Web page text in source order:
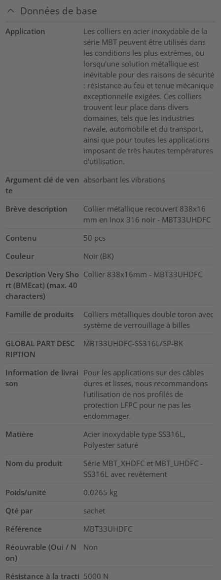
Données de base
Application
Les colliers en acier inoxydable de la
série MBT peuvent être utilisés dans
les conditions les plus extrêmes, ou
lorsqu'une solution métallique est
inévitable pour des raisons de sécurité
: résistance au feu et tenue mécanique
exceptionnelle exigées. Ces colliers
trouvent leur place dans divers
domaines, tels que les industries
navale, automobile et du transport,
ainsi que pour toutes les applications
imposant de très hautes températures
d'utilisation.
Argument clé de ven
te
absorbant les vibrations
Brève description
Collier métallique recouvert 838x16
mm en Inox 316 noir - MBT33UHDFC
Contenu
50 pcs
Couleur
Noir (BK)
Description Very Sho
rt (BMEcat) (max. 40
characters)
Collier 838x16mm - MBT33UHDFC
Famille de produits
Colliers métalliques double toron avec
système de verrouillage à billes
GLOBAL PART DESC
RIPTION
MBT33UHDFC-SS316L/SP-BK
Information de livrai
son
Pour les applications sur des câbles
dures et lisses, nous recommandons
l'utilisation de nos profilés de
protection LFPC pour ne pas les
endommager.
Matière
Acier inoxydable type SS316L,
Polyester saturé
Nom du produit
Série MBT_XHDFC et MBT_UHDFC -
SS316L avec revêtement
Poids/unité
0.0265 kg
Qté par
sachet
Référence
MBT33UHDFC
Réouvrable (Oui / N
on)
Non
Résistance à la tracti 5000 N